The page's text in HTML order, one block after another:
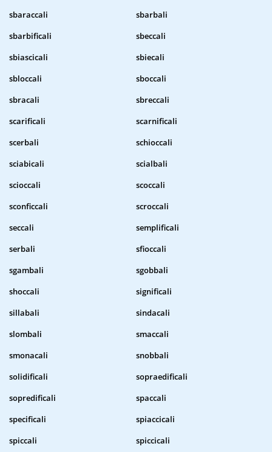
sbaraccali
sbarbali
sbarbificali
sbeccali
sbiascicali
sbiecali
sbloccali
sboccali
sbracali
sbreccali
scarificali
scarnificali
scerbali
schioccali
sciabicali
scialbali
scioccali
scoccali
sconficcali
scroccali
seccali
semplificali
serbali
sfioccali
sgambali
sgobbali
shoccali
significali
sillabali
sindacali
slombali
smaccali
smonacali
snobbali
solidificali
sopraedificali
sopredificali
spaccali
specificali
spiaccicali
spiccali
spiccicali